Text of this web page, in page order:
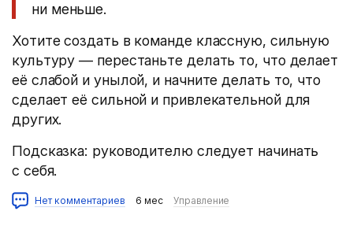
ни меньше.
Хотите создать в команде классную, сильную
культуру — перестаньте делать то, что делает
её слабой и унылой, и начните делать то, что
сделает её сильной и привлекательной для
других.
Подсказка: руководителю следует начинать
с себя.
Нет комментариев 6 мес Управление